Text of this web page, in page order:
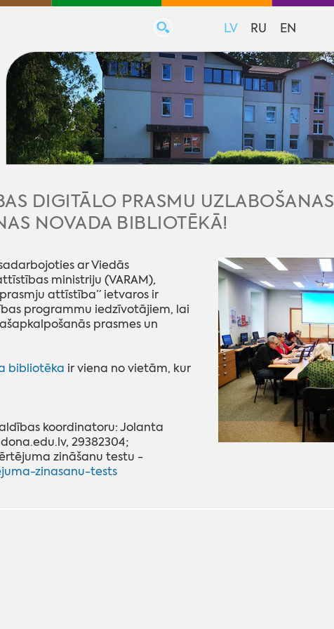
LV RU EN
DIGITĀLO PRASMU UZLABOŠANAS
NOVADA BIBLIOTĒKĀ!
ar Viedās
ministriju (VARAM),
attīstība” ietvaros ir
programmu iedzīvotājiem, lai
prasmes un
bibliotēka ir viena no vietām, kur
koordinatoru: Jolanta
29382304;
zināšanu testu -
zinasanu-tests